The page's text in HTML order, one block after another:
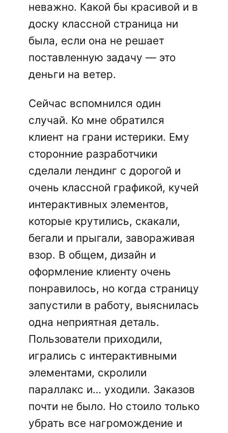
неважно. Какой бы красивой и в
доску классной страница ни
была, если она не решает
поставленную задачу — это
деньги на ветер.
Сейчас вспомнился один
случай. Ко мне обратился
клиент на грани истерики. Ему
сторонние разработчики
сделали лендинг с дорогой и
очень классной графикой, кучей
интерактивных элементов,
которые крутились, скакали,
бегали и прыгали, завораживая
взор. В общем, дизайн и
оформление клиенту очень
понравилось, но когда страницу
запустили в работу, выяснилась
одна неприятная деталь.
Пользователи приходили,
игрались с интерактивными
элементами, скролили
параллакс и… уходили. Заказов
почти не было. Но стоило только
убрать все нагромождение и